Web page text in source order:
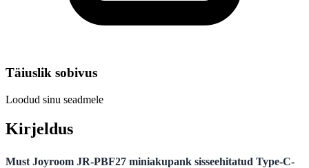
Täiuslik sobivus
Loodud sinu seadmele
Kirjeldus
Must Joyroom JR-PBF27 miniakupank sisseehitatud Type-C-